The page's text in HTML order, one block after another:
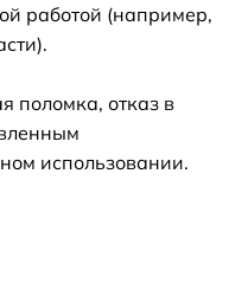
работой (например,
поломка, отказ в
использовании.